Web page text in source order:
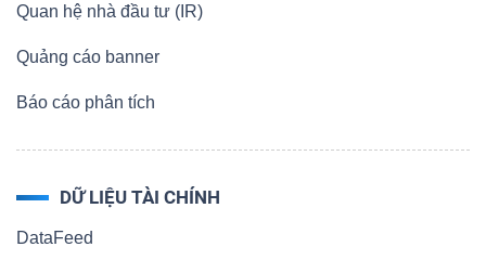
Quan hệ nhà đầu tư (IR)
Quảng cáo banner
Báo cáo phân tích
DỮ LIỆU TÀI CHÍNH
DataFeed